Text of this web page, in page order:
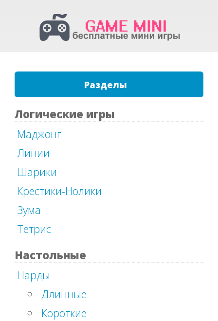
Разделы
Логические игры
Маджонг
Линии
Шарики
Крестики-Нолики
Зума
Тетрис
Настольные
Нарды
Длинные
Короткие